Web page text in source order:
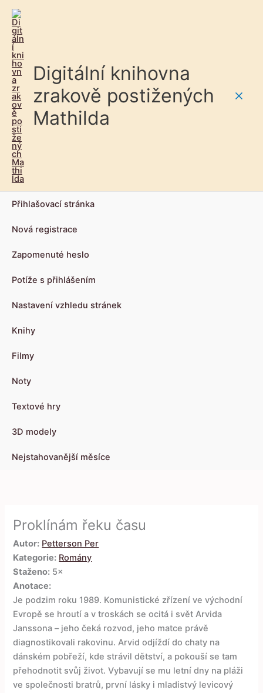
Digitální knihovna
zrakově postižených
Mathilda
Přihlašovací stránka
Nová registrace
Zapomenuté heslo
Potíže s přihlášením
Nastavení vzhledu stránek
Knihy
Filmy
Noty
Textové hry
3D modely
Nejstahovanější měsíce
Proklínám řeku času
Autor: Petterson Per
Kategorie: Romány
Staženo: 5×
Anotace:
Je podzim roku 1989. Komunistické zřízení ve východní
Evropě se hroutí a v troskách se ocitá i svět Arvida
Janssona – jeho čeká rozvod, jeho matce právě
diagnostikovali rakovinu. Arvid odjíždí do chaty na
dánském pobřeží, kde strávil dětství, a pokouší se tam
přehodnotit svůj život. Vybavují se mu letní dny na pláži
ve společnosti bratrů, první lásky i mladistvý levicový